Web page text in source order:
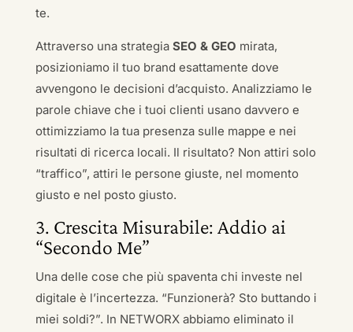
te.
Attraverso una strategia SEO & GEO mirata,
posizioniamo il tuo brand esattamente dove
avvengono le decisioni d’acquisto. Analizziamo le
parole chiave che i tuoi clienti usano davvero e
ottimizziamo la tua presenza sulle mappe e nei
risultati di ricerca locali. Il risultato? Non attiri solo
“traffico”, attiri le persone giuste, nel momento
giusto e nel posto giusto.
3. Crescita Misurabile: Addio ai
“Secondo Me”
Una delle cose che più spaventa chi investe nel
digitale è l’incertezza. “Funzionerà? Sto buttando i
miei soldi?”. In NETWORX abbiamo eliminato il